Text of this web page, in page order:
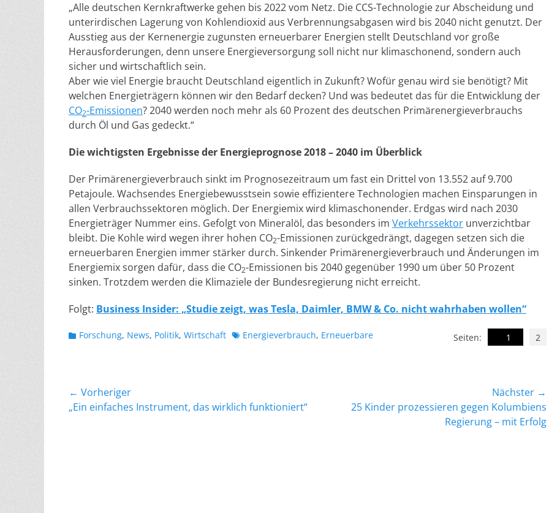
„Alle deutschen Kernkraftwerke gehen bis 2022 vom Netz. Die CCS-Technologie zur Abscheidung und
unterirdischen Lagerung von Kohlendioxid aus Verbrennungsabgasen wird bis 2040 nicht genutzt. Der
Ausstieg aus der Kernenergie zugunsten erneuerbarer Energien stellt Deutschland vor große
Herausforderungen, denn unsere Energieversorgung soll nicht nur klimaschonend, sondern auch
sicher und wirtschaftlich sein.
Aber wie viel Energie braucht Deutschland eigentlich in Zukunft? Wofür genau wird sie benötigt? Mit
welchen Energieträgern können wir den Bedarf decken? Und was bedeutet das für die Entwicklung der
CO2-Emissionen? 2040 werden noch mehr als 60 Prozent des deutschen Primärenergieverbrauchs
durch Öl und Gas gedeckt.“
Die wichtigsten Ergebnisse der Energieprognose 2018 – 2040 im Überblick
Der Primärenergieverbrauch sinkt im Prognosezeitraum um fast ein Drittel von 13.552 auf 9.700
Petajoule. Wachsendes Energiebewusstsein sowie effizientere Technologien machen Einsparungen in
allen Verbrauchssektoren möglich. Der Energiemix wird klimaschonender. Erdgas wird nach 2030
Energieträger Nummer eins. Gefolgt von Mineralöl, das besonders im Verkehrssektor unverzichtbar
bleibt. Die Kohle wird wegen ihrer hohen CO2-Emissionen zurückgedrängt, dagegen setzen sich die
erneuerbaren Energien immer stärker durch. Sinkender Primärenergieverbrauch und Änderungen im
Energiemix sorgen dafür, dass die CO2-Emissionen bis 2040 gegenüber 1990 um über 50 Prozent
sinken. Trotzdem werden die Klimaziele der Bundesregierung nicht erreicht.
Folgt: Business Insider: „Studie zeigt, was Tesla, Daimler, BMW & Co. nicht wahrhaben wollen“
Seiten: 1 2
Kategorien
Forschung, News, Politik, Wirtschaft Schlagworte
Energieverbrauch, Erneuerbare
Beitragsnavigation
← Vorheriger
Vorheriger
„Ein einfaches Instrument, das wirklich funktioniert“
Nächster →
Nächster
25 Kinder prozessieren gegen Kolumbiens
Regierung – mit Erfolg